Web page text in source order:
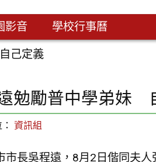
影音 學校行事曆
己定義
勉勵普中學弟妹
資訊組
長吳程遠，8月2日偕同夫